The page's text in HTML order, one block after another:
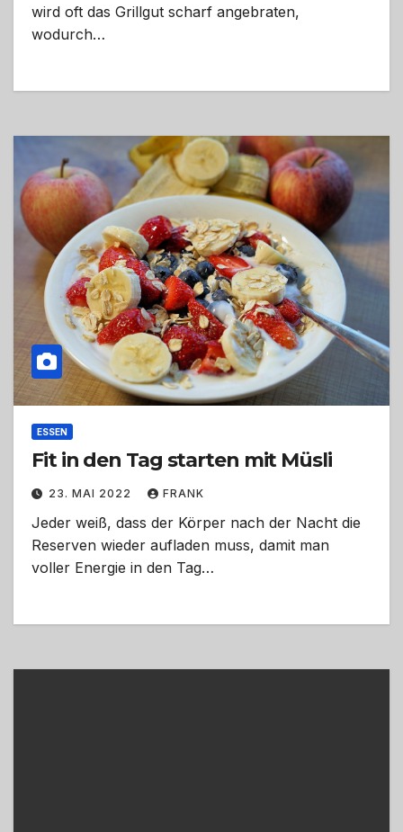
wird oft das Grillgut scharf angebraten,
wodurch…
ESSEN
Fit in den Tag starten mit Müsli
23. MAI 2022 FRANK
Jeder weiß, dass der Körper nach der Nacht die
Reserven wieder aufladen muss, damit man
voller Energie in den Tag…